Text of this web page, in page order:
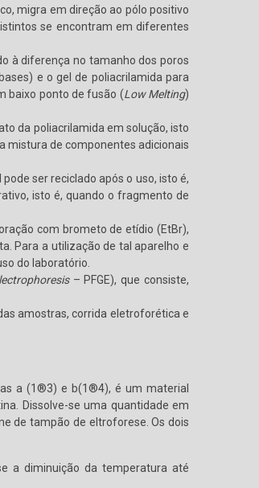
migra em direção ao pólo positivo
se encontram em diferentes
à diferença no tamanho dos poros
e o gel de poliacrilamida para
baixo ponto de fusão (Low Melting)
da poliacrilamida em solução, isto
mistura de componentes adicionais
ser reciclado após o uso, isto é,
isto é, quando o fragmento de
com brometo de etídio (EtBr),
Para a utilização de tal aparelho e
do laboratório.
– PFGE), que consiste,
amostras, corrida eletroforética e
a (1®3) e b(1®4), é um material
Dissolve-se uma quantidade em
de tampão de eltroforese. Os dois
a diminuição da temperatura até